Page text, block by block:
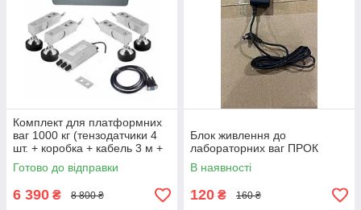
Комплект для платформних
ваг 1000 кг (тензодатчики 4
шт. + коробка + кабель 3 м +
Zemic MB6)
Готово до відправки
6 390 ₴ 8 800 ₴
Блок живлення до
лабораторних ваг ПРОК
В наявності
120 ₴ 160 ₴